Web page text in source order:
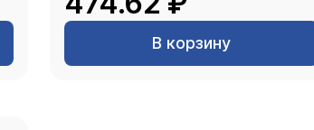
В корзину